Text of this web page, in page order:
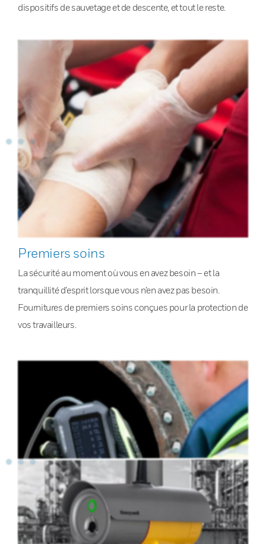
dispositifs de sauvetage et de descente, et tout le reste.
Premiers soins
La sécurité au moment où vous en avez besoin – et la
tranquillité d’esprit lorsque vous n’en avez pas besoin.
Fournitures de premiers soins conçues pour la protection de
vos travailleurs.